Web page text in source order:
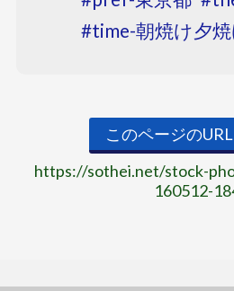
time-朝焼け夕
このページの
https://sothei.net/stock-
160512-